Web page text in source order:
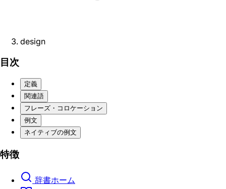
design
目次
定義
関連語
フレーズ・コロケーション
例文
ネイティブの例文
特徴
辞書ホーム